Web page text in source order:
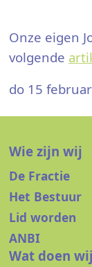
Onze eigen
volgende
do 15
Wie zijn wij
De Fractie
Het Bestuur
Lid worden
ANBI
Wat doen wij